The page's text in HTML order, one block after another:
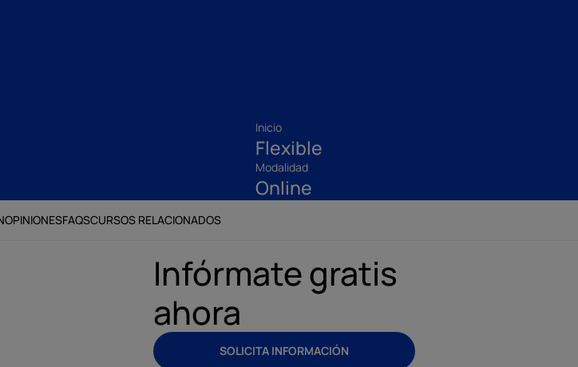
Inicio
Flexible
Modalidad
Online
OPINIONESFAQSCURSOS RELACIONADOS
Infórmate gratis
ahora
SOLICITA INFORMACIÓN